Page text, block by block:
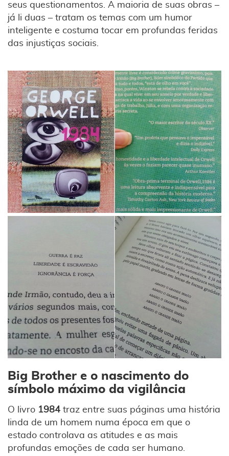
seus questionamentos. A maioria de suas obras –
já li duas – tratam os temas com um humor
inteligente e costuma tocar em profundas feridas
das injustiças sociais.
Big Brother e o nascimento do
símbolo máximo da vigilância
O livro 1984 traz entre suas páginas uma história
linda de um homem numa época em que o
estado controlava as atitudes e as mais
profundas emoções de cada ser humano.